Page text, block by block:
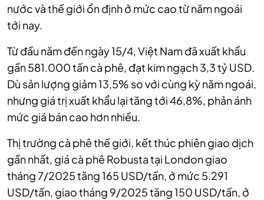
nước và thế giới ổn định ở mức cao từ năm ngoái
tới nay.
Từ đầu năm đến ngày 15/4, Việt Nam đã xuất khẩu
gần 581.000 tấn cà phê, đạt kim ngạch 3,3 tỷ USD.
Dù sản lượng giảm 13,5% so với cùng kỳ năm ngoái,
nhưng giá trị xuất khẩu lại tăng tới 46,8%, phản ánh
mức giá bán cao hơn nhiều.
Thị trường cà phê thế giới, kết thúc phiên giao dịch
gần nhất, giá cà phê Robusta tại London giao
tháng 7/2025 tăng 165 USD/tấn, ở mức 5.291
USD/tấn, giao tháng 9/2025 tăng 150 USD/tấn, ở